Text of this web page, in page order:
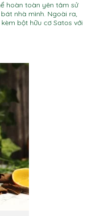
hoàn toàn yên tâm sử
nhà mình. Ngoài ra,
bột hữu cơ Satos với